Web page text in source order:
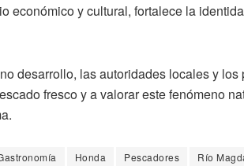
económico y cultural, fortalece la
desarrollo, las autoridades locales y
fresco y a valorar este fenómeno
Honda Pescadores Río